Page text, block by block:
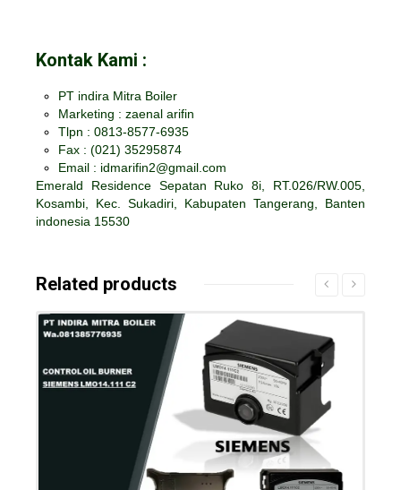
Kontak Kami :
PT indira Mitra Boiler
Marketing : zaenal arifin
Tlpn : 0813-8577-6935
Fax : (021) 35295874
Email : idmarifin2@gmail.com
Emerald Residence Sepatan Ruko 8i, RT.026/RW.005,
Kosambi, Kec. Sukadiri, Kabupaten Tangerang, Banten
indonesia 15530
Related products
Details